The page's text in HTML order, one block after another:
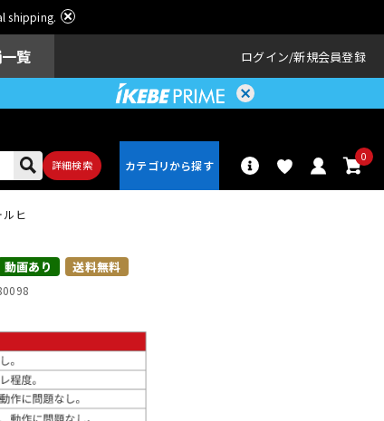
shipping.
覧 ログイン 新規会員登録
詳細検索
0
ドラム
配信/ライブ
ヒ
動画あり 送料無料